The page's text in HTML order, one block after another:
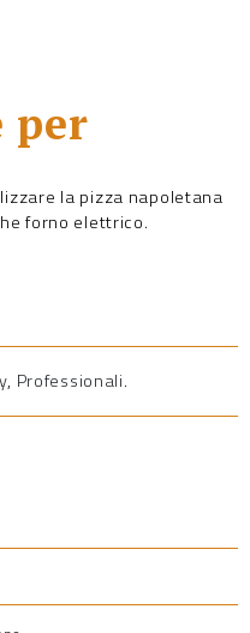
per
la pizza napoletana
forno elettrico.
, Professionali.